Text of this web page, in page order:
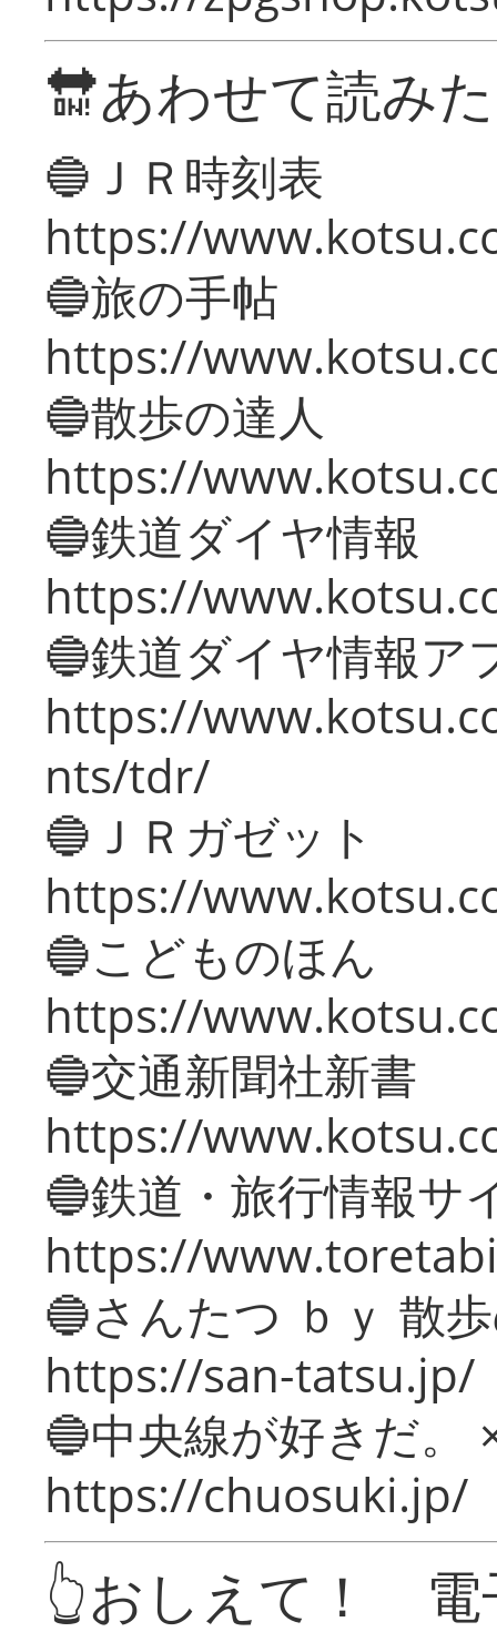
🔛あわせて読み
🔵ＪＲ時刻表
https://
🔵旅の手帖
https://
🔵散歩の達人
https://
🔵鉄道ダイヤ情報
https://
🔵鉄道ダイヤ情報ア
https://
nts/tdr/
🔵ＪＲガゼット
https://
🔵こどものほん
https://
🔵交通新聞社新書
https://
🔵鉄道・旅行情報サ
https://
🔵さんたつ ｂｙ 散
https://san-tatsu.jp/
🔵中央線が好きだ。
https://chuosuki.jp/
👆おしえて！ 電